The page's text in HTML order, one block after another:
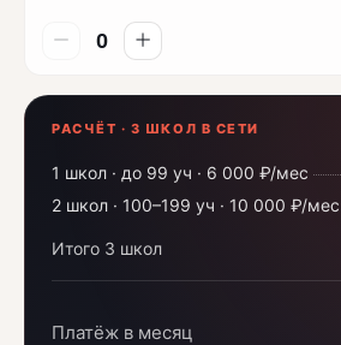
РАСЧЁТ · 3 ШКОЛ В СЕТИ
1 школ · до 99 уч · 6 000 ₽/мес
2 школ · 100–199 уч · 10 000 ₽/мес
Итого 3 школ
Платёж в месяц